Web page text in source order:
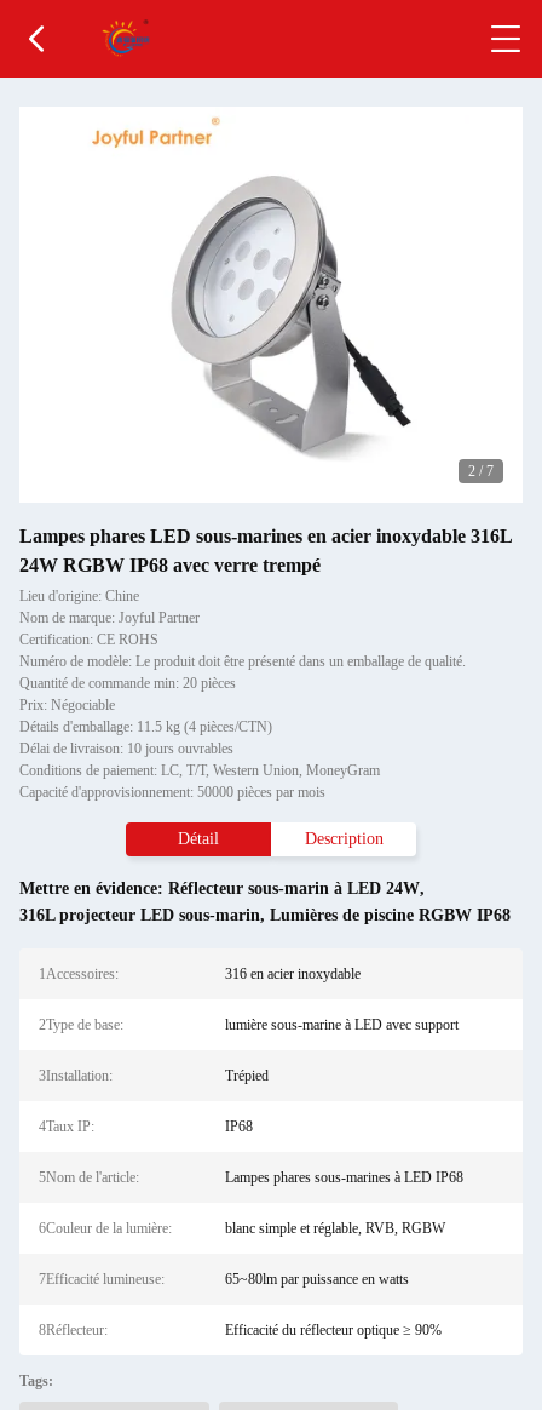
2 / 7
Lampes phares LED sous-marines en acier inoxydable 316L
24W RGBW IP68 avec verre trempé
Lieu d'origine: Chine
Nom de marque: Joyful Partner
Certification: CE ROHS
Numéro de modèle: Le produit doit être présenté dans un emballage de qualité.
Quantité de commande min: 20 pièces
Prix: Négociable
Détails d'emballage: 11.5 kg (4 pièces/CTN)
Délai de livraison: 10 jours ouvrables
Conditions de paiement: LC, T/T, Western Union, MoneyGram
Capacité d'approvisionnement: 50000 pièces par mois
Détail Description
Mettre en évidence: Réflecteur sous-marin à LED 24W,
316L projecteur LED sous-marin, Lumières de piscine RGBW IP68
1Accessoires: 316 en acier inoxydable
2Type de base: lumière sous-marine à LED avec support
3Installation: Trépied
4Taux IP: IP68
5Nom de l'article: Lampes phares sous-marines à LED IP68
6Couleur de la lumière: blanc simple et réglable, RVB, RGBW
7Efficacité lumineuse: 65~80lm par puissance en watts
8Réflecteur: Efficacité du réflecteur optique ≥ 90%
Tags: